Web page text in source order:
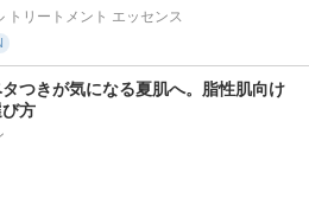
トリートメント エッセンス
つきが気になる夏肌へ。脂性肌向け
方